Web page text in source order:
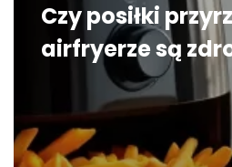
Czy posiłki
airfryerze są